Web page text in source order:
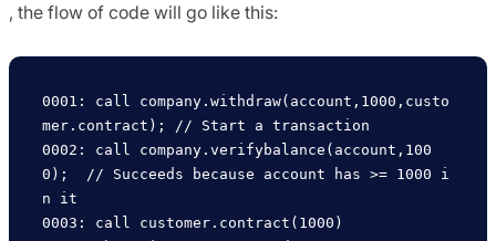
, the flow of code will go like this:
0001: call company.withdraw(account,1000,custo
mer.contract); // Start a transaction
0002: call company.verifybalance(account,100
0);  // Succeeds because account has >= 1000 i
n it
0003: call customer.contract(1000)